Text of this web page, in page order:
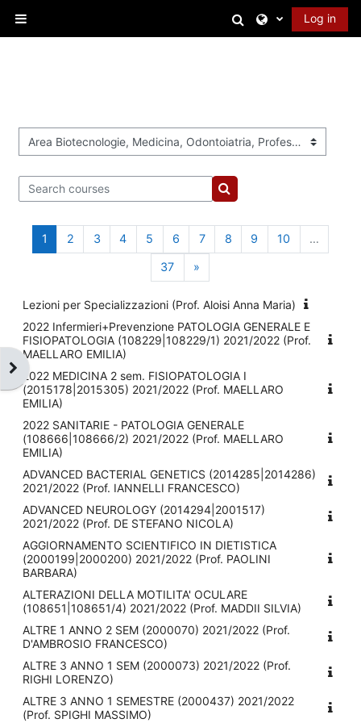
Toggle search
Log in
Open block drawer
Course categories
Search courses
Search courses
1 Page 1
2Page 2
3Page 3
4Page 4
5 Page 5
6 Page 6
7Page 7
8Page 8
9 Page 9
10Page 10
…
37Page 37
»Next page
Lezioni per Specializzazioni (Prof. Aloisi Anna Maria)
2022 Infermieri+Prevenzione PATOLOGIA GENERALE E
FISIOPATOLOGIA (108229|108229/1) 2021/2022 (Prof.
MAELLARO EMILIA)
2022 MEDICINA 2 sem. FISIOPATOLOGIA I
(2015178|2015305) 2021/2022 (Prof. MAELLARO
EMILIA)
2022 SANITARIE - PATOLOGIA GENERALE
(108666|108666/2) 2021/2022 (Prof. MAELLARO
EMILIA)
ADVANCED BACTERIAL GENETICS (2014285|2014286)
2021/2022 (Prof. IANNELLI FRANCESCO)
ADVANCED NEUROLOGY (2014294|2001517)
2021/2022 (Prof. DE STEFANO NICOLA)
AGGIORNAMENTO SCIENTIFICO IN DIETISTICA
(2000199|2000200) 2021/2022 (Prof. PAOLINI
BARBARA)
ALTERAZIONI DELLA MOTILITA' OCULARE
(108651|108651/4) 2021/2022 (Prof. MADDII SILVIA)
ALTRE 1 ANNO 2 SEM (2000070) 2021/2022 (Prof.
D'AMBROSIO FRANCESCO)
ALTRE 3 ANNO 1 SEM (2000073) 2021/2022 (Prof.
RIGHI LORENZO)
ALTRE 3 ANNO 1 SEMESTRE (2000437) 2021/2022
(Prof. SPIGHI MASSIMO)